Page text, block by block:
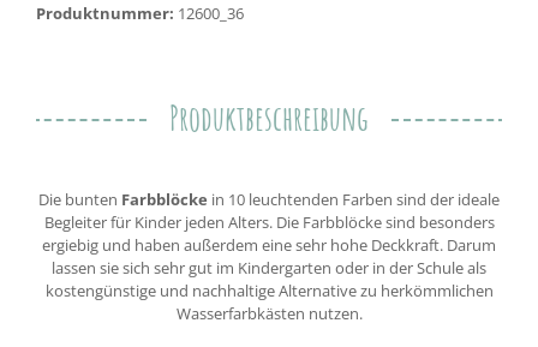
Produktnummer: 12600_36
Produktbeschreibung
Die bunten Farbblöcke in 10 leuchtenden Farben sind der ideale
Begleiter für Kinder jeden Alters. Die Farbblöcke sind besonders
ergiebig und haben außerdem eine sehr hohe Deckkraft. Darum
lassen sie sich sehr gut im Kindergarten oder in der Schule als
kostengünstige und nachhaltige Alternative zu herkömmlichen
Wasserfarbkästen nutzen.